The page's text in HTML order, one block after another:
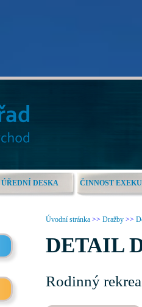
ÚŘEDNÍ DESKA ČINNOST
Úvodní stránka >> Dražby >>
DETAIL
Rodinný